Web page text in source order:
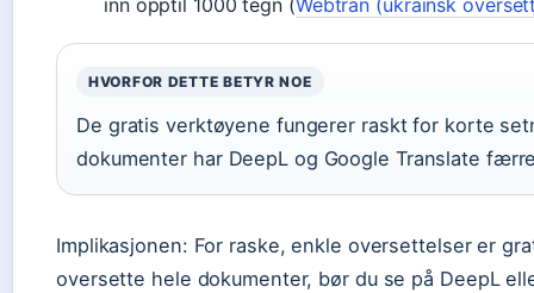
inn opptil 1000 tegn (Webtran (ukrainsk
HVORFOR DETTE BETYR NOE
De gratis verktøyene fungerer raskt for korte
dokumenter har DeepL og Google Translate
Implikasjonen: For raske, enkle oversettelser er
oversette hele dokumenter, bør du se på DeepL